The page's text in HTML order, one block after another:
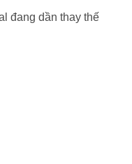
đang dần thay thế